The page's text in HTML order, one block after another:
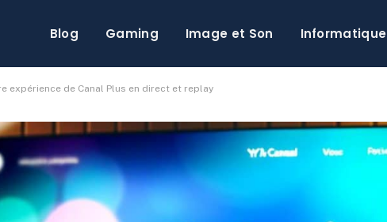
Blog Gaming Image et Son Informatique
expérience de Canal Plus en direct et replay